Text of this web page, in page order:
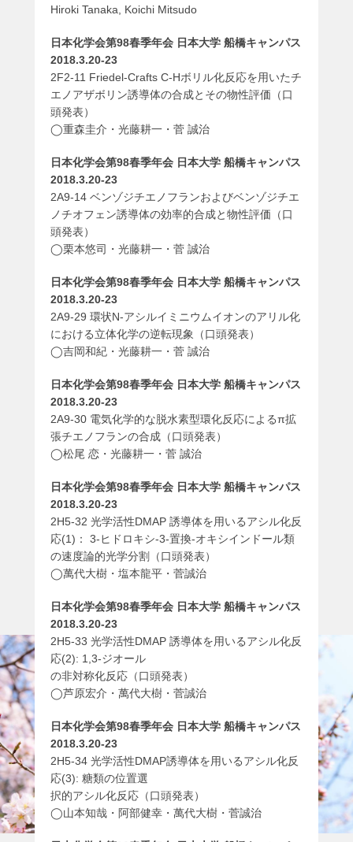
Hiroki Tanaka, Koichi Mitsudo
日本化学会第98春季年会 日本大学 船橋キャンパス
2018.3.20-23
2F2-11 Friedel-Crafts C-Hボリル化反応を用いたチ
エノアザボリン誘導体の合成とその物性評価（口
頭発表）
◯重森圭介・光藤耕一・菅 誠治
日本化学会第98春季年会 日本大学 船橋キャンパス
2018.3.20-23
2A9-14 ベンゾジチエノフランおよびベンゾジチエ
ノチオフェン誘導体の効率的合成と物性評価（口
頭発表）
◯栗本悠司・光藤耕一・菅 誠治
日本化学会第98春季年会 日本大学 船橋キャンパス
2018.3.20-23
2A9-29 環状N-アシルイミニウムイオンのアリル化
における立体化学の逆転現象（口頭発表）
◯吉岡和紀・光藤耕一・菅 誠治
日本化学会第98春季年会 日本大学 船橋キャンパス
2018.3.20-23
2A9-30 電気化学的な脱水素型環化反応によるπ拡
張チエノフランの合成（口頭発表）
◯松尾 恋・光藤耕一・菅 誠治
日本化学会第98春季年会 日本大学 船橋キャンパス
2018.3.20-23
2H5-32 光学活性DMAP 誘導体を用いるアシル化反
応(1)： 3-ヒドロキシ-3-置換-オキシインドール類
の速度論的光学分割（口頭発表）
◯萬代大樹・塩本龍平・菅誠治
日本化学会第98春季年会 日本大学 船橋キャンパス
2018.3.20-23
2H5-33 光学活性DMAP 誘導体を用いるアシル化反
応(2): 1,3-ジオール
の非対称化反応（口頭発表）
◯芦原宏介・萬代大樹・菅誠治
日本化学会第98春季年会 日本大学 船橋キャンパス
2018.3.20-23
2H5-34 光学活性DMAP誘導体を用いるアシル化反
応(3): 糖類の位置選
択的アシル化反応（口頭発表）
◯山本知哉・阿部健幸・萬代大樹・菅誠治